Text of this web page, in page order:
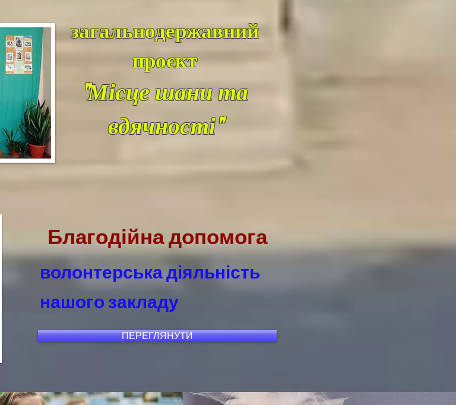
загальнодержавний
проєкт
"Місце шани та
вдячності"
Благодійна допомога
волонтерська діяльність
нашого закладу
ПЕРЕГЛЯНУТИ